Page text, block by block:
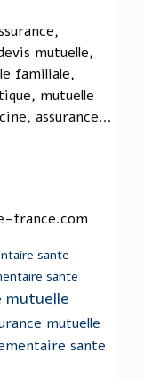
mutuelle,
familiale,
mutuelle
assurance...
france.com
sante
sante
mutuelle
mutuelle
sante